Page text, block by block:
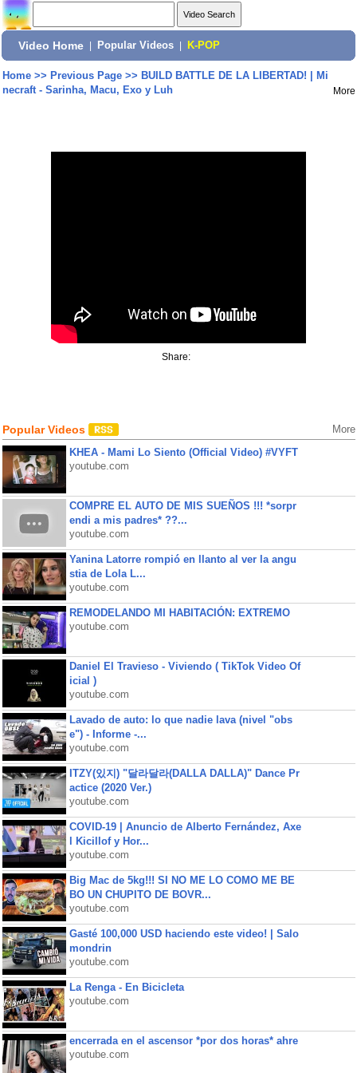
Video Home Popular Videos K-POP
Home>> Previous Page>> BUILD BATTLE DE LA LIBERTAD! | Mi
necraft - Sarinha, Macu, Exo y Luh
More
Share:
Popular Videos More
KHEA - Mami Lo Siento (Official Video) #VYFT
youtube.com
COMPRE EL AUTO DE MIS SUEÑOS !!! *sorpr
endi a mis padres* ??...
youtube.com
Yanina Latorre rompió en llanto al ver la angu
stia de Lola L...
youtube.com
REMODELANDO MI HABITACIÓN: EXTREMO
youtube.com
Daniel El Travieso - Viviendo ( TikTok Video Of
icial )
youtube.com
Lavado de auto: lo que nadie lava (nivel "obs
e") - Informe -...
youtube.com
ITZY(있지) "달라달라(DALLA DALLA)" Dance Pr
actice (2020 Ver.)
youtube.com
COVID-19 | Anuncio de Alberto Fernández, Axe
l Kicillof y Hor...
youtube.com
Big Mac de 5kg!!! SI NO ME LO COMO ME BE
BO UN CHUPITO DE BOVR...
youtube.com
Gasté 100,000 USD haciendo este video! | Salo
mondrin
youtube.com
La Renga - En Bicicleta
youtube.com
encerrada en el ascensor *por dos horas* ahre
youtube.com